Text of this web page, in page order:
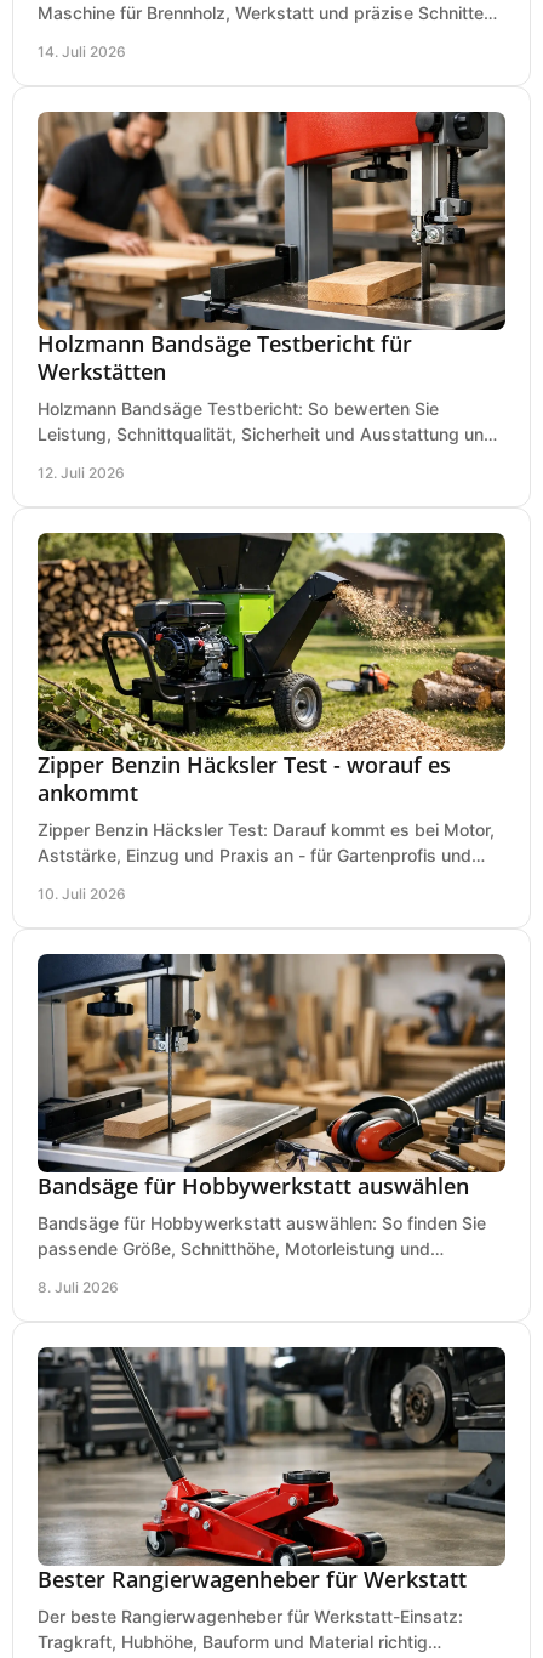
Maschine für Brennholz, Werkstatt und präzise Schnitte
14. Juli 2026
Holzmann Bandsäge Testbericht für
Werkstätten
Holzmann Bandsäge Testbericht: So bewerten Sie
Leistung, Schnittqualität, Sicherheit und Ausstattung und
12. Juli 2026
Zipper Benzin Häcksler Test - worauf es
ankommt
Zipper Benzin Häcksler Test: Darauf kommt es bei Motor,
Aststärke, Einzug und Praxis an - für Gartenprofis und
10. Juli 2026
Bandsäge für Hobbywerkstatt auswählen
Bandsäge für Hobbywerkstatt auswählen: So finden Sie
passende Größe, Schnitthöhe, Motorleistung und
8. Juli 2026
Bester Rangierwagenheber für Werkstatt
Der beste Rangierwagenheber für Werkstatt-Einsatz:
Tragkraft, Hubhöhe, Bauform und Material richtig